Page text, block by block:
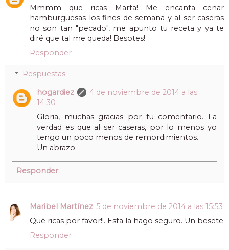
Mmmm que ricas Marta! Me encanta cenar
hamburguesas los fines de semana y al ser caseras
no son tan "pecado", me apunto tu receta y ya te
diré que tal me queda! Besotes!
Responder
Respuestas
hogardiez
4 de noviembre de 2014 a las
14:30
Gloria, muchas gracias por tu comentario. La
verdad es que al ser caseras, por lo menos yo
tengo un poco menos de remordimientos.
Un abrazo.
Responder
Maribel Martínez 5 de noviembre de 2014 a las 15:53
Qué ricas por favor!!. Esta la hago seguro. Un besete
Responder